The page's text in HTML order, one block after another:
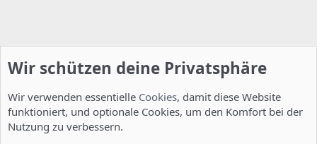
Wir schützen deine Privatsphäre
Wir verwenden essentielle Cookies, damit diese Website
funktioniert, und optionale Cookies, um den Komfort bei der
Nutzung zu verbessern.